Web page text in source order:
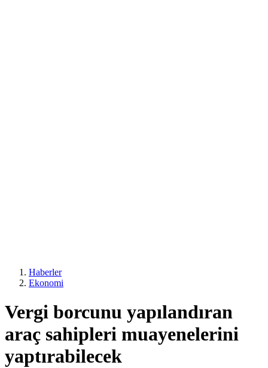
Haberler
Ekonomi
Vergi borcunu yapılandıran
araç sahipleri muayenelerini
yaptırabilecek